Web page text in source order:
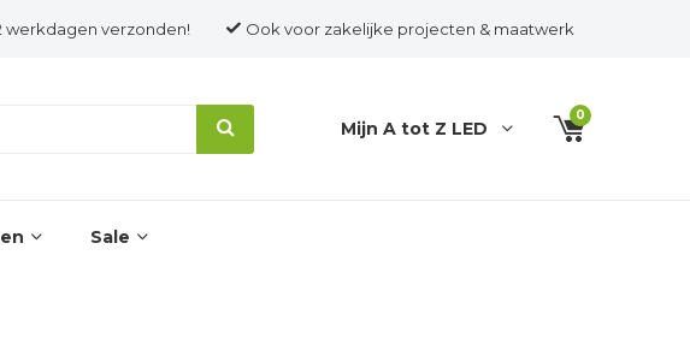
Sale
werkdagen verzonden! Ook voor zakelijke projecten & maatwerk
Mijn A tot Z LED
0